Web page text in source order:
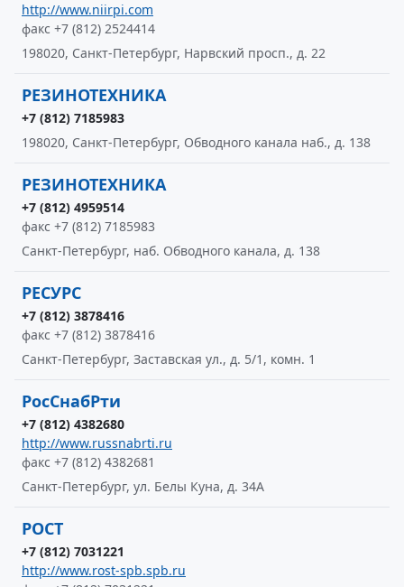
http://www.niirpi.com
факс +7 (812) 2524414
198020, Санкт-Петербург, Нарвский просп., д. 22
РЕЗИНОТЕХНИКА
+7 (812) 7185983
198020, Санкт-Петербург, Обводного канала наб., д. 138
РЕЗИНОТЕХНИКА
+7 (812) 4959514
факс +7 (812) 7185983
Санкт-Петербург, наб. Обводного канала, д. 138
РЕСУРС
+7 (812) 3878416
факс +7 (812) 3878416
Санкт-Петербург, Заставская ул., д. 5/1, комн. 1
РосСнабРти
+7 (812) 4382680
http://www.russnabrti.ru
факс +7 (812) 4382681
Санкт-Петербург, ул. Белы Куна, д. 34А
РОСТ
+7 (812) 7031221
http://www.rost-spb.spb.ru